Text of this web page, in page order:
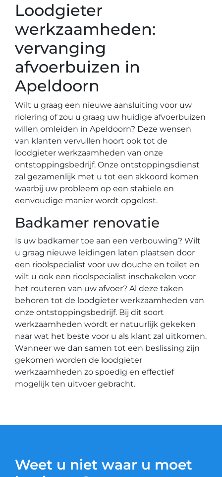
Loodgieter
werkzaamheden:
vervanging
afvoerbuizen in
Apeldoorn
Wilt u graag een nieuwe aansluiting voor uw
riolering of zou u graag uw huidige afvoerbuizen
willen omleiden in Apeldoorn? Deze wensen
van klanten vervullen hoort ook tot de
loodgieter werkzaamheden van onze
ontstoppingsbedrijf. Onze ontstoppingsdienst
zal gezamenlijk met u tot een akkoord komen
waarbij uw probleem op een stabiele en
eenvoudige manier wordt opgelost.
Badkamer renovatie
Is uw badkamer toe aan een verbouwing? Wilt
u graag nieuwe leidingen laten plaatsen door
een rioolspecialist voor uw douche en toilet en
wilt u ook een rioolspecialist inschakelen voor
het routeren van uw afvoer? Al deze taken
behoren tot de loodgieter werkzaamheden van
onze ontstoppingsbedrijf. Bij dit soort
werkzaamheden wordt er natuurlijk gekeken
naar wat het beste voor u als klant zal uitkomen.
Wanneer we dan samen tot een beslissing zijn
gekomen worden de loodgieter
werkzaamheden zo spoedig en effectief
mogelijk ten uitvoer gebracht.
Weet u niet waar u moet